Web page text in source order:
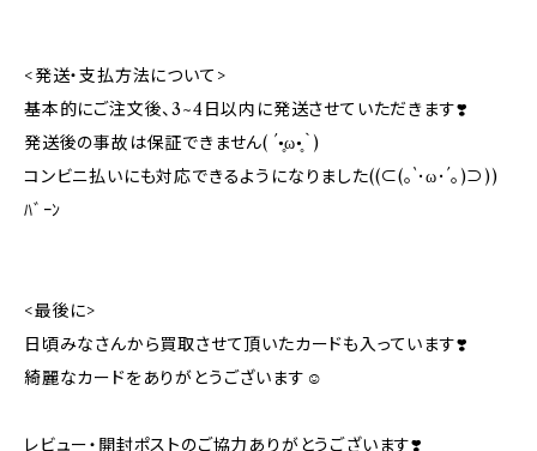
<発送・支払方法について>
基本的にご注文後、3~4日以内に発送させていただきます❣️
発送後の事故は保証できません( ´•̥ω•̥｀)
コンビニ払いにも対応できるようになりました((⊂(｡`･ω･´｡)⊃))
ﾊﾞｰﾝ
<最後に>
日頃みなさんから買取させて頂いたカードも入っています❣️
綺麗なカードをありがとうございます☺️
レビュー・開封ポストのご協力ありがとうございます❣️